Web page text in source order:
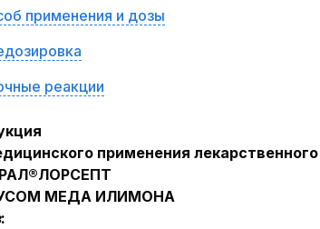
применения и дозы
реакции
применения
Л®ЛОРСЕПТ
МЕДА ИЛИМОНА
: